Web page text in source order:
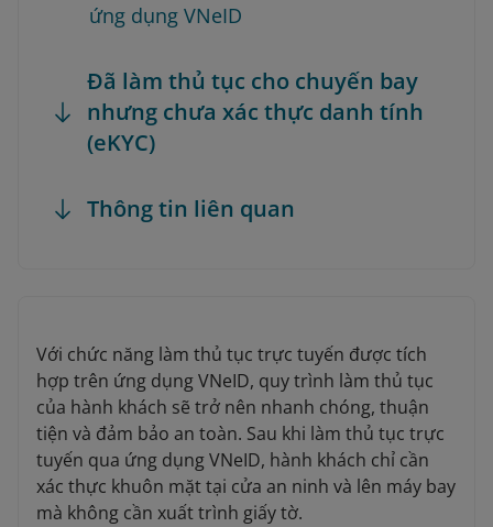
ứng dụng VNeID
Đã làm thủ tục cho chuyến bay
nhưng chưa xác thực danh tính
(eKYC)
Thông tin liên quan
Với chức năng làm thủ tục trực tuyến được tích
hợp trên ứng dụng VNeID, quy trình làm thủ tục
của hành khách sẽ trở nên nhanh chóng, thuận
tiện và đảm bảo an toàn. Sau khi làm thủ tục trực
tuyến qua ứng dụng VNeID, hành khách chỉ cần
xác thực khuôn mặt tại cửa an ninh và lên máy bay
mà không cần xuất trình giấy tờ.